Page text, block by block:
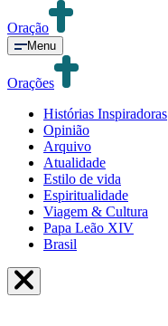
Oração
Menu
Orações
Histórias Inspiradoras
Opinião
Arquivo
Atualidade
Estilo de vida
Espiritualidade
Viagem & Cultura
Papa Leão XIV
Brasil